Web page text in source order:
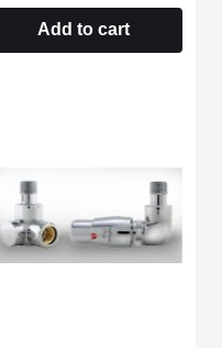
Add to cart